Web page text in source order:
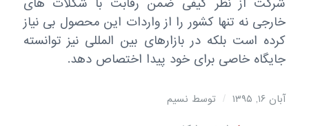
خارجی نه تنها کشور را از واردات این محصول بی نیاز
کرده است بلکه در بازارهای بین المللی نیز توانسته
جایگاه خاصی برای خود پیدا اختصاص دهد.
آبان ۱۶, ۱۳۹۵ / توسط نسیم